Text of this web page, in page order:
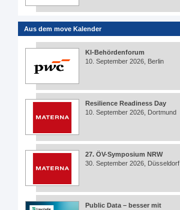
Aus dem move Kalender
KI-Behördenforum
10. September 2026, Berlin
Resilience Readiness Day
10. September 2026, Dortmund
27. ÖV-Symposium NRW
30. September 2026, Düsseldorf
Public Data – besser mit